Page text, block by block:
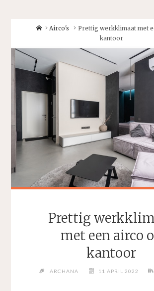
HomeAirco's
Prettig werkklimaat met
kantoor
Prettig
met een airco
kantoor
ARCHANA 11 APRIL 2022